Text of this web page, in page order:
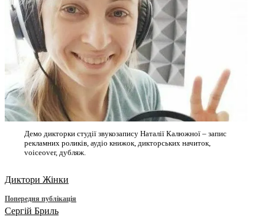
Демо дикторки студії звукозапису Наталії Калюжної – запис
рекламних роликів, аудіо книжок, дикторських начиток,
voiceover, дубляж.
Диктори Жінки
Попередня публікація
Сергій Бриль